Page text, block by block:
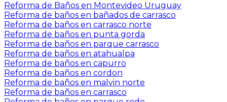
Reforma de Baños en Montevideo Uruguay
Reforma de baños en bañados de carrasco
Reforma de baños en carrasco norte
Reforma de baños en punta gorda
Reforma de baños en parque carrasco
Reforma de baños en atahualpa
Reforma de baños en capurro
Reforma de baños en cordon
Reforma de baños en malvin norte
Reforma de baños en carrasco